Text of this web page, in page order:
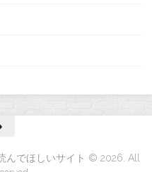
んでほしいサイト © 2026. All